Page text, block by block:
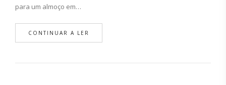
para um almoço em…
CONTINUAR A LER